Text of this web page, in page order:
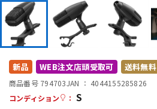
DTM オンライン納品
配信/ライブ機器
中古
新品 WEB注文店頭受取可 送料無料
商品番号 794703JAN ： 4044155285826
コンディション
： S